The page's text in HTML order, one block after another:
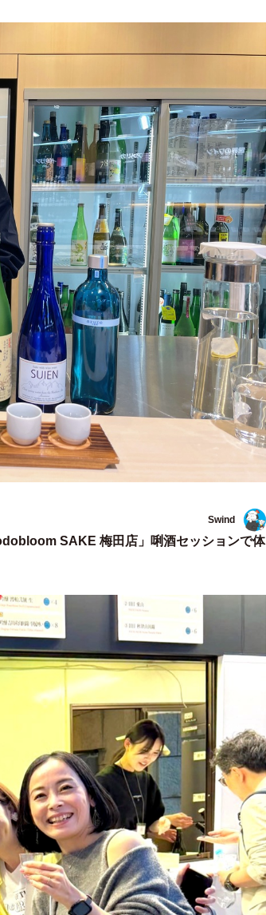
Swind
SAKE 梅田店」唎酒セッションで体